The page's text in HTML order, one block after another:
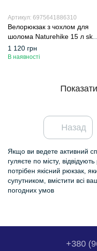
Артикул: 6975641886310
Велорюкзак з чохлом для
шолома Naturehike 15 л sky
blue NH15C001-B, блакитний
1 120 грн
В наявності
Назад
Якщо ви ведете активний
гуляєте по місту, відвідують
потрібен якісний рюкзак,
супутником, вмістити всі
погодних умов
+380